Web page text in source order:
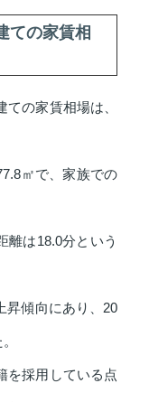
ての家賃相
の家賃相場は、
㎡で、家族での
離は18.0分という
昇傾向にあり、20
を採用している点